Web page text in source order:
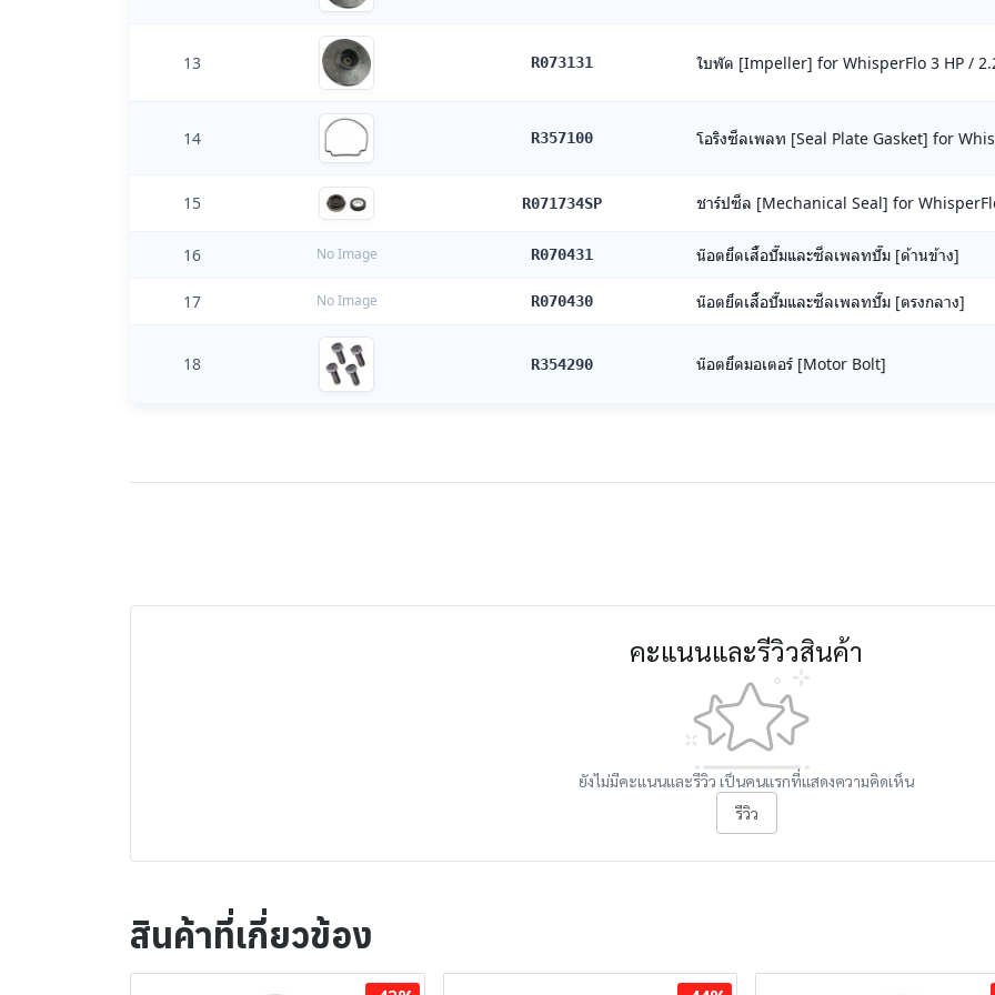
13 R073131 ใบพัด [Impeller] for WhisperFlo 3 HP /
14 R357100 โอริงซีลเพลท [Seal Plate Gasket] for
15 R071734SP ชาร์ปซีล [Mechanical Seal] for
16 No Image R070431 น๊อตยึดเสื้อปั๊มและซีลเพลทปั๊ม [ด้านข้าง]
17 No Image R070430 น๊อตยึดเสื้อปั๊มและซีลเพลทปั๊ม [ตรงกลาง]
18 R354290 น๊อตยึดมอเตอร์ [Motor Bolt]
คะแนนและรีวิวสินค้า
ยังไม่มีคะแนนและรีวิว เป็นคนแรกที่แสดงความคิดเห็น
รีวิว
สินค้าที่เกี่ยวข้อง